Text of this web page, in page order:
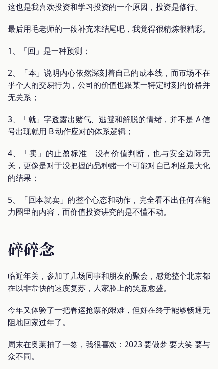
这也是我喜欢投资和学习投资的一个原因，投资是修行。
最后用毛老师的一段补充来结尾吧，我觉得很精炼很精彩。
1、「回」是一种预测；
2、「本」说明内心依然深刻着自己的成本线，而市场不在
乎个人的交易行为，公司的价值也跟某一特定时刻的价格并
无关系；
3、「就」字透露出赌气、逃避和解脱的情绪，并不是 A 信
号出现就用 B 动作应对的体系逻辑；
4、「卖」的止盈标准，没有价值判断，也与安全边际无
关，更像是对于没把握的品种赌一个可能对自己利益最大化
的结果；
5、「回本就卖」的整个心态和动作，完全看不出任何在能
力圈里的内容，而价值投资讲究的是不懂不动。
碎碎念
临近年关，参加了几场同事和朋友的聚会，感觉整个北京都
在以非常快的速度复苏，大家脸上的笑意愈盛。
今年又体验了一把春运抢票的艰难，但好在终于能够畅通无
阻地回家过年了。
周末在奥莱抽了一签，我很喜欢：2023 要做梦 要大笑 要与
众不同。